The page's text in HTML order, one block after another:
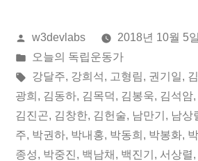
월
05
일
오
늘
올
린
이:
w3devlabs
2018년 10월 5일
게
시
됨:
오늘의 독립운동가
태
그:
강달주, 강희석, 고형림, 권기일,
광희 , 김동하, 김목덕, 김봉욱, 김석암,
김진곤, 김창한, 김헌술, 남만기 , 남상
주, 박권하, 박내홍, 박동희 , 박봉화,
종성, 박중진 , 백남채 , 백진기 , 서상렬,